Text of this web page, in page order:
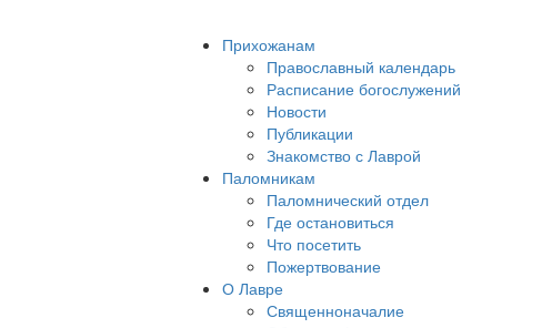
Прихожанам
Православный календарь
Расписание богослужений
Новости
Публикации
Знакомство с Лаврой
Паломникам
Паломнический отдел
Где остановиться
Что посетить
Пожертвование
О Лавре
Священноначалие